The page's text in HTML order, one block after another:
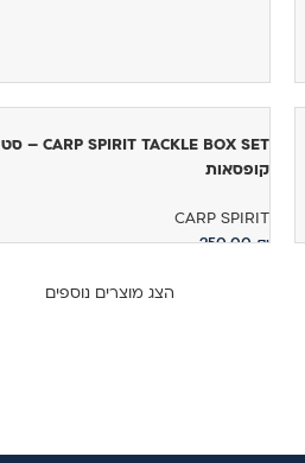
CARP SPIRIT TACKLE BOX SET – סט
קופסאות
CARP SPIRIT
250.00₪
הצג מוצרים נוספים